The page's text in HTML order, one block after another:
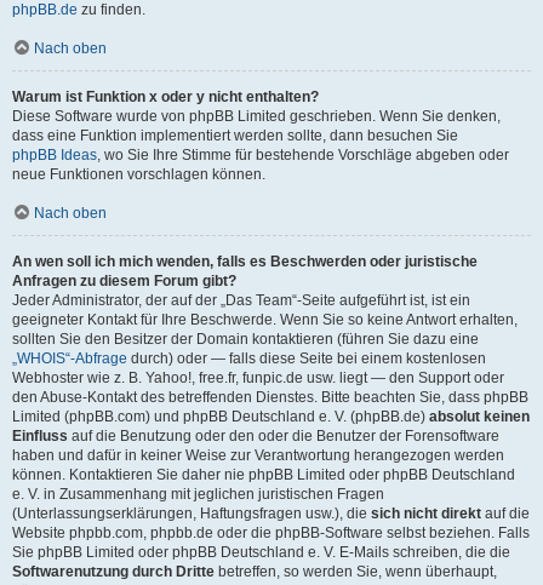
phpBB.de zu finden.
Nach oben
Warum ist Funktion x oder y nicht enthalten?
Diese Software wurde von phpBB Limited geschrieben. Wenn Sie denken,
dass eine Funktion implementiert werden sollte, dann besuchen Sie
phpBB Ideas, wo Sie Ihre Stimme für bestehende Vorschläge abgeben oder
neue Funktionen vorschlagen können.
Nach oben
An wen soll ich mich wenden, falls es Beschwerden oder juristische
Anfragen zu diesem Forum gibt?
Jeder Administrator, der auf der „Das Team“-Seite aufgeführt ist, ist ein
geeigneter Kontakt für Ihre Beschwerde. Wenn Sie so keine Antwort erhalten,
sollten Sie den Besitzer der Domain kontaktieren (führen Sie dazu eine
„WHOIS“-Abfrage durch) oder — falls diese Seite bei einem kostenlosen
Webhoster wie z. B. Yahoo!, free.fr, funpic.de usw. liegt — den Support oder
den Abuse-Kontakt des betreffenden Dienstes. Bitte beachten Sie, dass phpBB
Limited (phpBB.com) und phpBB Deutschland e. V. (phpBB.de) absolut keinen
Einfluss auf die Benutzung oder den oder die Benutzer der Forensoftware
haben und dafür in keiner Weise zur Verantwortung herangezogen werden
können. Kontaktieren Sie daher nie phpBB Limited oder phpBB Deutschland
e. V. in Zusammenhang mit jeglichen juristischen Fragen
(Unterlassungserklärungen, Haftungsfragen usw.), die sich nicht direkt auf die
Website phpbb.com, phpbb.de oder die phpBB-Software selbst beziehen. Falls
Sie phpBB Limited oder phpBB Deutschland e. V. E-Mails schreiben, die die
Softwarenutzung durch Dritte betreffen, so werden Sie, wenn überhaupt,